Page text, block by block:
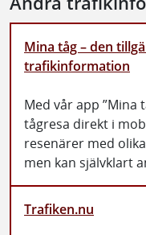
Mina tåg – den
trafikinformation
Med vår app
tågresa direkt i
resenärer med
men kan självklart
Trafiken.nu